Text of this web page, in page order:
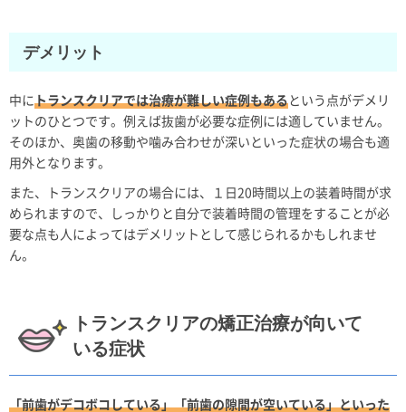
デメリット
中にトランスクリアでは治療が難しい症例もあるという点がデメリ
ットのひとつです。例えば抜歯が必要な症例には適していません。
そのほか、奥歯の移動や噛み合わせが深いといった症状の場合も適
用外となります。
また、トランスクリアの場合には、１日20時間以上の装着時間が求
められますので、しっかりと自分で装着時間の管理をすることが必
要な点も人によってはデメリットとして感じられるかもしれませ
ん。
トランスクリアの矯正治療が向いて
いる症状
「前歯がデコボコしている」「前歯の隙間が空いている」といった